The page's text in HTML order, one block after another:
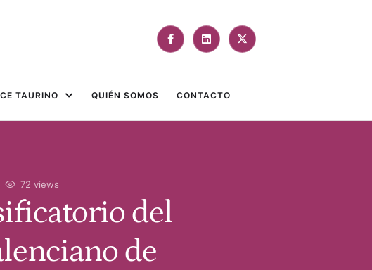
TAURINO QUIÉN SOMOS CONTACTO
72 views
del
de